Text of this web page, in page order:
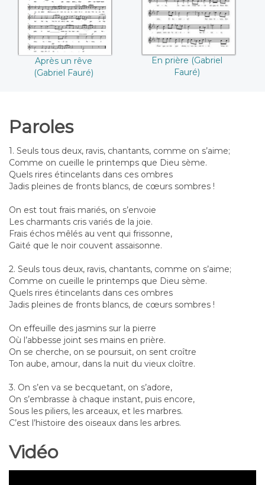
Après un rêve
(Gabriel Fauré)
En prière (Gabriel
Fauré)
Paroles
1. Seuls tous deux, ravis, chantants, comme on s’aime;
Comme on cueille le printemps que Dieu sème.
Quels rires étincelants dans ces ombres
Jadis pleines de fronts blancs, de cœurs sombres !
On est tout frais mariés, on s’envoie
Les charmants cris variés de la joie.
Frais échos mêlés au vent qui frissonne,
Gaité que le noir couvent assaisonne.
2. Seuls tous deux, ravis, chantants, comme on s’aime;
Comme on cueille le printemps que Dieu sème.
Quels rires étincelants dans ces ombres
Jadis pleines de fronts blancs, de cœurs sombres !
On effeuille des jasmins sur la pierre
Où l’abbesse joint ses mains en prière.
On se cherche, on se poursuit, on sent croître
Ton aube, amour, dans la nuit du vieux cloître.
3. On s’en va se becquetant, on s’adore,
On s’embrasse à chaque instant, puis encore,
Sous les piliers, les arceaux, et les marbres.
C’est l’histoire des oiseaux dans les arbres.
Vidéo